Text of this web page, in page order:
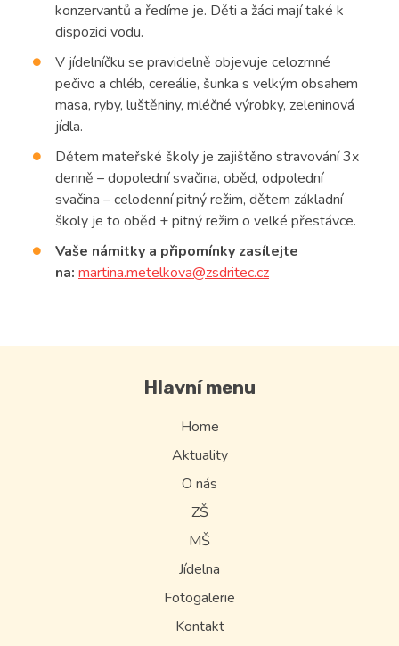
konzervantů a ředíme je. Děti a žáci mají také k
dispozici vodu.
V jídelníčku se pravidelně objevuje celozrnné
pečivo a chléb, cereálie, šunka s velkým obsahem
masa, ryby, luštěniny, mléčné výrobky, zeleninová
jídla.
Dětem mateřské školy je zajištěno stravování 3x
denně – dopolední svačina, oběd, odpolední
svačina – celodenní pitný režim, dětem základní
školy je to oběd + pitný režim o velké přestávce.
Vaše námitky a připomínky zasílejte
na: martina.metelkova@zsdritec.cz
Hlavní menu
Home
Aktuality
O nás
ZŠ
MŠ
Jídelna
Fotogalerie
Kontakt
Kontakt